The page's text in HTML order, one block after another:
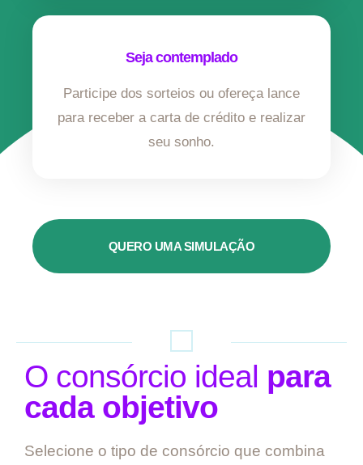
Seja contemplado
Participe dos sorteios ou ofereça lance
para receber a carta de crédito e realizar
seu sonho.
QUERO UMA SIMULAÇÃO
O consórcio ideal para
cada objetivo
Selecione o tipo de consórcio que combina